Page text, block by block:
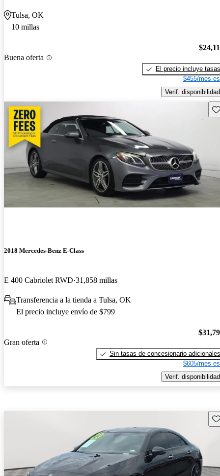
Tulsa, OK
10 millas
Buena oferta
El precio incluye tasas
$455/mes
Verif. disponibilidad
2018 Mercedes-Benz E-Class
E 400 Cabriolet RWD 31,858 millas
Transferencia a la tienda a Tulsa, OK
El precio incluye envío de $799
Gran oferta
Sin tasas de concesionario adicionales
$605/mes
Verif. disponibilidad